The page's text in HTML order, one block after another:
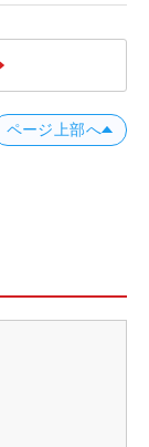
ページ上部へ